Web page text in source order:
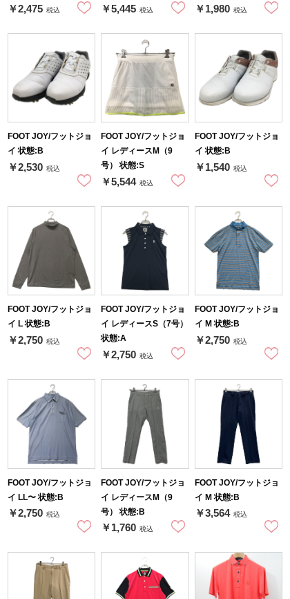
￥2,475 税込 ￥5,445 税込 ￥1,980 税込
FOOT JOY/フットジョ
イ 状態:B
￥2,530 税込
FOOT JOY/フットジョ
イ レディースM（9
号） 状態:S
￥5,544 税込
FOOT JOY/フットジョ
イ 状態:B
￥1,540 税込
FOOT JOY/フットジョ
イ L 状態:B
￥2,750 税込
FOOT JOY/フットジョ
イ レディースS（7号）
状態:A
￥2,750 税込
FOOT JOY/フットジョ
イ M 状態:B
￥2,750 税込
FOOT JOY/フットジョ
イ LL〜 状態:B
￥2,750 税込
FOOT JOY/フットジョ
イ レディースM（9
号） 状態:B
￥1,760 税込
FOOT JOY/フットジョ
イ M 状態:B
￥3,564 税込